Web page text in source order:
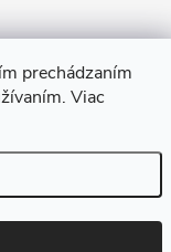
prechádzaním
Viac